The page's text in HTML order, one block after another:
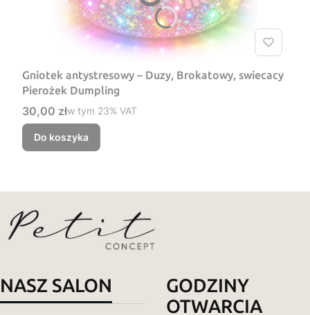
Gniotek antystresowy – Duzy, Brokatowy, swiecacy
Pierożek Dumpling
Cena brutto
30,00 złw tym %s VAT
w tym 23% VAT
Do koszyka
NASZ SALON
GODZINY
OTWARCIA